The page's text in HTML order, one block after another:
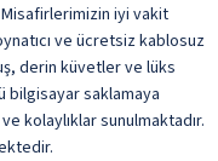
iyi vakit
ve ücretsiz kablosuz
derin küvetler ve lüks
saklamaya
kolaylıklar sunulmaktadır.